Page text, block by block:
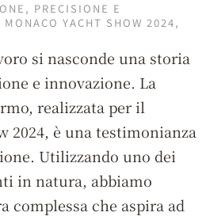
PRECISIONE E
YACHT SHOW 2024,
si nasconde una storia
e innovazione. La
realizzata per il
2024, è una testimonianza
Utilizzando uno dei
in natura, abbiamo
complessa che aspira ad